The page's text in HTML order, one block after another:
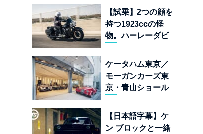
く、新型
「BULLET 650」
と“時間の質”を愛
する理由
【試乗】2つの顔を
持つ1923ccの怪
物。ハーレーダビ
ォーキーエイト
117」の深淵を覗く
ケータハム東京／
モーガンカーズ東
京・青山ショール
「移動手段」では
なく「人生」だ
【日本語字幕】ケ
ン ブロックと一緒